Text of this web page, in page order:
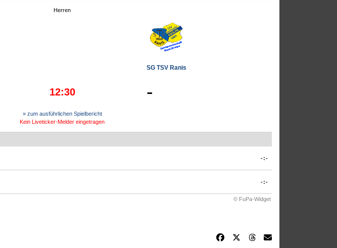
Herren
SG TSV Ranis
12:30 -
» zum ausführlichen Spielbericht
Kein Liveticker-Melder eingetragen
-:-
-:-
© FuPa-Widget